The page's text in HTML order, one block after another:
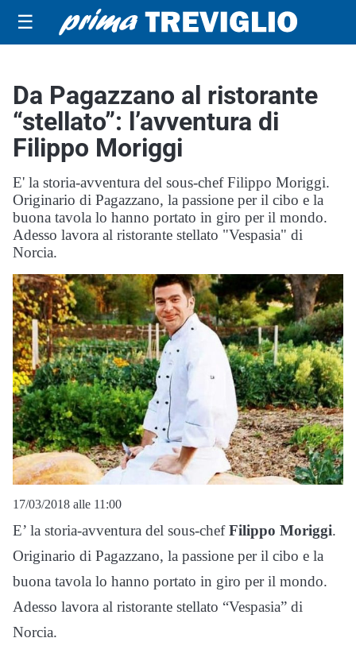
☰
Da Pagazzano al ristorante
“stellato”: l’avventura di
Filippo Moriggi
E' la storia-avventura del sous-chef Filippo Moriggi.
Originario di Pagazzano, la passione per il cibo e la
buona tavola lo hanno portato in giro per il mondo.
Adesso lavora al ristorante stellato "Vespasia" di
Norcia.
17/03/2018 alle 11:00
E’ la storia-avventura del sous-chefFilippo Moriggi.
Originario di Pagazzano, la passione per il cibo e la
buona tavola lo hanno portato in giro per il mondo.
Adesso lavora al ristorante stellato “Vespasia” di
Norcia.